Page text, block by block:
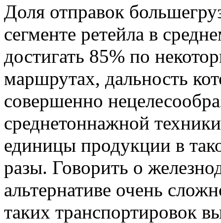
Доля отправок
сегменте ретейла в
достигать 85% по
маршрутах, дальность
совершенно
среднетоннажной
единицы продукции в
разы. Говорить о
альтернативе очень
таких транспортировок